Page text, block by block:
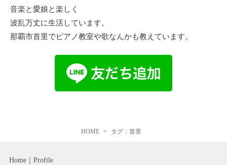
音楽と愛娘と楽しく
波乱万丈に生活しています。
那覇市首里でピアノ教室や歌なんかも教えています。
HOME タグ：首里
Home Profile